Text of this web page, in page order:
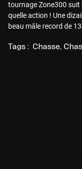
tournage Zone300 suit
quelle action ! Une
beau mâle record de
Tags : Chasse